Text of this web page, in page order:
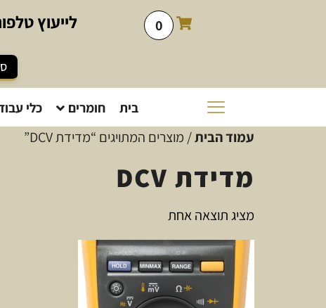
0 לייעוץ
בית חומרים כלי
עמוד הבית/ מוצרים המתויגים “מדידת DCV”
מדידת DCV
מציג תוצאה אחת